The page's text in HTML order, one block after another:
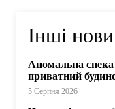
Інші
Аномальна
приватний
5 Серпня 2026